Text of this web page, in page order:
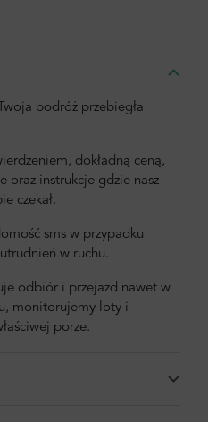
podróż przebiegła
dokładną ceną,
oraz instrukcje gdzie nasz
czekał.
sms w przypadku
w ruchu.
odbiór i przejazd nawet w
monitorujemy loty i
porze.